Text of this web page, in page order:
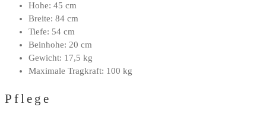
Hohe: 45 cm
Breite: 84 cm
Tiefe: 54 cm
Beinhohe: 20 cm
Gewicht: 17,5 kg
Maximale Tragkraft: 100 kg
Pflege